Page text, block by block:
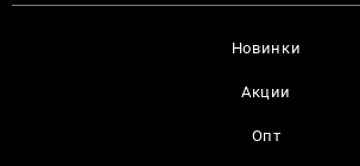
Новинки
Акции
Опт